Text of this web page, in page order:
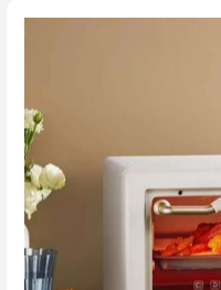
Kica
Levoit
Notale
Philips
Ravelle